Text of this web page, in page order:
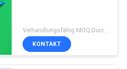
Verhandlungsfähig MOQ:Durchkontaktierung
KONTAKT